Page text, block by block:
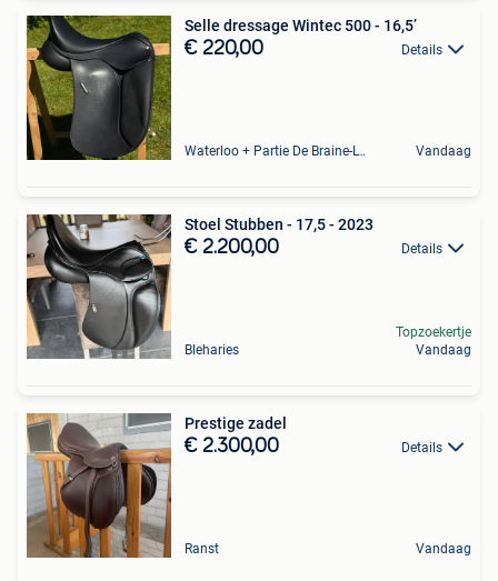
Selle dressage Wintec 500 - 16,5’
€ 220,00 Details
Waterloo + Partie De Braine-L'Alleud, De Ohain Vandaag
Stoel Stubben - 17,5 - 2023
€ 2.200,00 Details
Bleharies
Topzoekertje
Vandaag
Prestige zadel
€ 2.300,00 Details
Ranst Vandaag